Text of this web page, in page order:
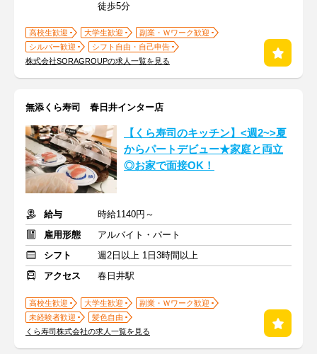
徒歩5分
高校生歓迎 大学生歓迎
副業・Ｗワーク歓迎
シルバー歓迎
シフト自由・自己申告
株式会社SORAGROUPの求人一覧を見る
無添くら寿司 春日井インター店
【くら寿司のキッチン】<週2~>夏
からパートデビュー★家庭と両立
◎お家で面接OK！
給与
時給1140円～
雇用形態
アルバイト・パート
シフト
週2日以上 1日3時間以上
アクセス
春日井駅
高校生歓迎 大学生歓迎
副業・Ｗワーク歓迎
未経験者歓迎
髪色自由
くら寿司株式会社の求人一覧を見る